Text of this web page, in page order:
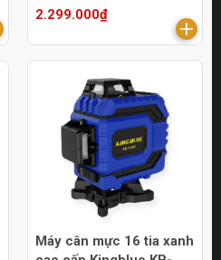
2.299.000₫
Máy cân mực 16 tia xanh